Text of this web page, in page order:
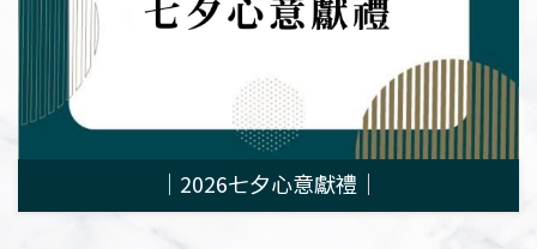
｜2026七夕心意獻禮｜